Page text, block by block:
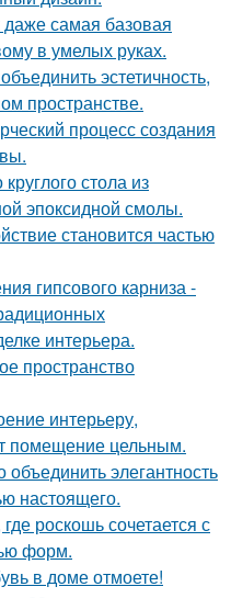
самая базовая
в умелых руках.
эстетичность,
пространстве.
процесс создания
стола из
эпоксидной смолы.
становится частью
гипсового карниза -
интерьера.
пространство
интерьеру,
помещение цельным.
элегантность
настоящего.
роскошь сочетается с
форм.
в доме отмоете!